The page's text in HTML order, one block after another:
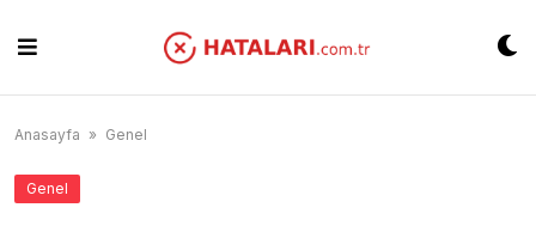
content
Anasayfa » Genel
Genel